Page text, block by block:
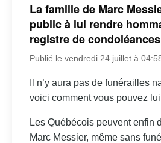
La famille de Marc
public à lui rendre
registre de condoléances
Publié le vendredi 24 juillet à
Il n’y aura pas de funérailles
voici comment vous pouvez
Les Québécois peuvent enfin
Marc Messier, même sans